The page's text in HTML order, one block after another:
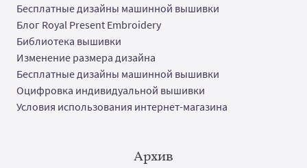
Бесплатные дизайны машинной вышивки
Блог Royal Present Embroidery
Библиотека вышивки
Изменение размера дизайна
Бесплатные дизайны машинной вышивки
Оцифровка индивидуальной вышивки
Условия использования интернет-магазина
Архив